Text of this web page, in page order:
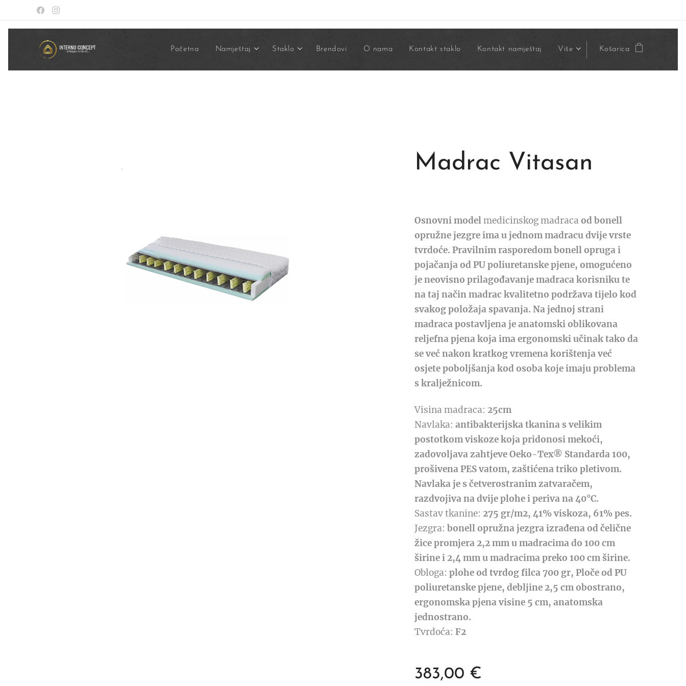
Početna Namještaj Staklo Brendovi O nama Kontakt staklo Kontakt namještaj Više Košarica
Madrac Vitasan
Osnovni modelmedicinskog madraca od bonell
opružne jezgre ima u jednom madracu dvije vrste
tvrdoće. Pravilnim rasporedom bonell opruga i
pojačanja od PU poliuretanske pjene, omogućeno
je neovisno prilagođavanje madraca korisniku te
na taj način madrac kvalitetno podržava tijelo kod
svakog položaja spavanja. Na jednoj strani
madraca postavljena je anatomski oblikovana
reljefna pjena koja ima ergonomski učinak tako da
se već nakon kratkog vremena korištenja već
osjete poboljšanja kod osoba koje imaju problema
s kralježnicom.
Visina madraca: 25cm
Navlaka: antibakterijska tkanina s velikim
postotkom viskoze koja pridonosi mekoći,
zadovoljava zahtjeve Oeko-Tex® Standarda 100,
prošivena PES vatom, zaštićena triko pletivom.
Navlaka je s četverostranim zatvaračem,
razdvojiva na dvije plohe i periva na 40°C.
Sastav tkanine: 275 gr/m2, 41% viskoza, 61% pes.
Jezgra: bonell opružna jezgra izrađena od čelične
žice promjera 2,2 mm u madracima do 100 cm
širine i 2,4 mm u madracima preko 100 cm širine.
Obloga: plohe od tvrdog filca 700 gr, Ploče od PU
poliuretanske pjene, debljine 2,5 cm obostrano,
ergonomska pjena visine 5 cm, anatomska
jednostrano.
Tvrdoća: F2
383,00 €